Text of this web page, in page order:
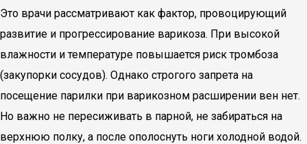
Это врачи рассматривают как фактор, провоцирующий
развитие и прогрессирование варикоза. При высокой
влажности и температуре повышается риск тромбоза
(закупорки сосудов). Однако строгого запрета на
посещение парилки при варикозном расширении вен нет.
Но важно не пересиживать в парной, не забираться на
верхнюю полку, а после ополоснуть ноги холодной водой.